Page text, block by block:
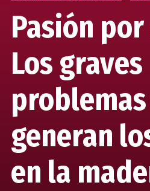
Pasión
Los graves
generan
en la